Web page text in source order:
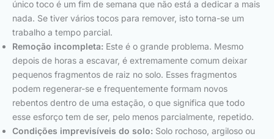
único toco é um fim de semana que não está a dedicar a mais
nada. Se tiver vários tocos para remover, isto torna-se um
trabalho a tempo parcial.
Remoção incompleta: Este é o grande problema. Mesmo
depois de horas a escavar, é extremamente comum deixar
pequenos fragmentos de raiz no solo. Esses fragmentos
podem regenerar-se e frequentemente formam novos
rebentos dentro de uma estação, o que significa que todo
esse esforço tem de ser, pelo menos parcialmente, repetido.
Condições imprevisíveis do solo: Solo rochoso, argiloso ou